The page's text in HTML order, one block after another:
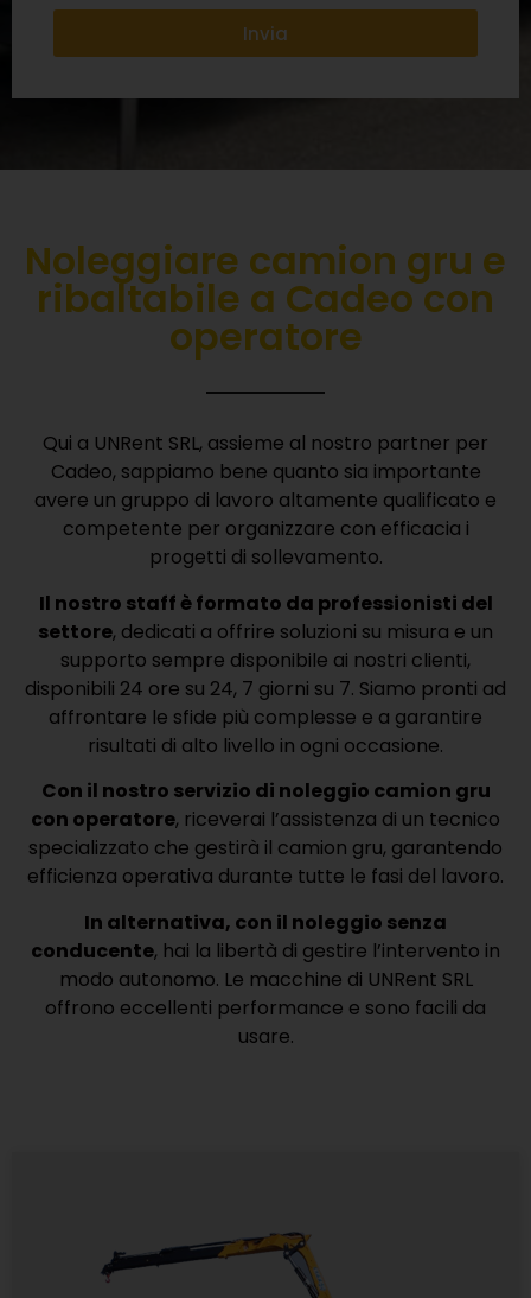
Invia
Noleggiare camion gru e
ribaltabile a Cadeo con
operatore
Qui a UNRent SRL, assieme al nostro partner per
Cadeo, sappiamo bene quanto sia importante
avere un gruppo di lavoro altamente qualificato e
competente per organizzare con efficacia i
progetti di sollevamento.
Il nostro staff è formato da professionisti del
settore, dedicati a offrire soluzioni su misura e un
supporto sempre disponibile ai nostri clienti,
disponibili 24 ore su 24, 7 giorni su 7. Siamo pronti ad
affrontare le sfide più complesse e a garantire
risultati di alto livello in ogni occasione.
Con il nostro servizio di noleggio camion gru
con operatore, riceverai l’assistenza di un tecnico
specializzato che gestirà il camion gru, garantendo
efficienza operativa durante tutte le fasi del lavoro.
In alternativa, con il noleggio senza
conducente, hai la libertà di gestire l’intervento in
modo autonomo. Le macchine di UNRent SRL
offrono eccellenti performance e sono facili da
usare.